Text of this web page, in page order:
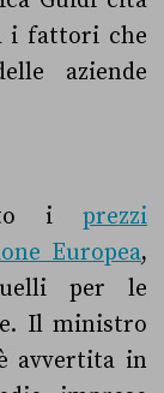
i fattori che
aziende
i prezzi
Europea,
per le
Il ministro
avvertita in